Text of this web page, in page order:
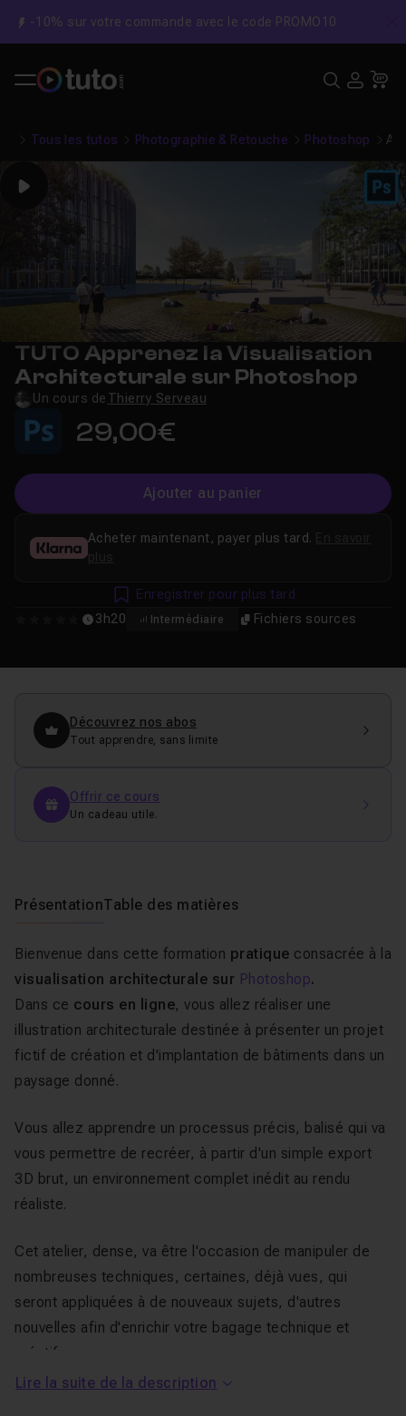
-10% sur votre commande avec le code PROMO10
Tous les tutos Photographie & Retouche Photoshop
Play
TUTO Apprenez la Visualisation
Architecturale sur Photoshop
Un cours de Thierry Serveau
29,00€
Ajouter au panier
3h20 Intermédiaire Fichiers sources
Acheter maintenant, payer plus tard.
plus
Enregistrer pour plus tard
Découvrez nos abos
Tout apprendre, sans limite
Offrir ce cours
Un cadeau utile.
PrésentationTable des matières
Bienvenue dans cette formation pratique consacrée à la
visualisation architecturale sur Photoshop.
Dans ce cours en ligne, vous allez réaliser une
illustration architecturale destinée à présenter un projet
fictif de création et d'implantation de bâtiments dans un
paysage donné.
Vous allez apprendre un processus précis, balisé qui va
vous permettre de recréer, à partir d'un simple export
3D brut, un environnement complet inédit au rendu
réaliste.
Cet atelier, dense, va être l'occasion de manipuler de
nombreuses techniques, certaines, déjà vues, qui
seront appliquées à de nouveaux sujets, d'autres
nouvelles afin d'enrichir votre bagage technique et
créatif.
Cecours en vidéodans lequel j'avance pas à pas est
Lire la suite de la description